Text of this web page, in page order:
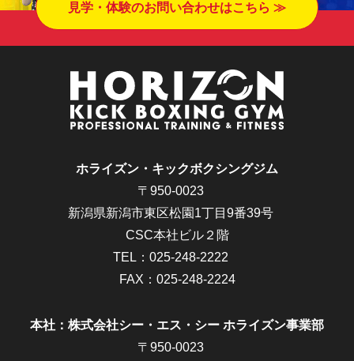
見学・体験のお問い合わせはこちら ≫
ホライズン・キックボクシングジム
〒950-0023
新潟県新潟市東区松園1丁目9番39号
CSC本社ビル２階
TEL： 025-248-2222
FAX：025-248-2224
本社：株式会社シー・エス・シー ホライズン事業部
〒950-0023